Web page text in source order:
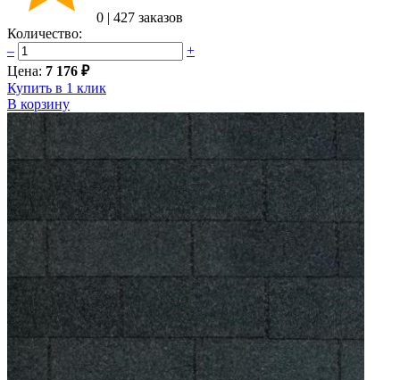
0 | 427 заказов
Количество:
–
+
Цена: 7 176 ₽
Купить в 1 клик
В корзину